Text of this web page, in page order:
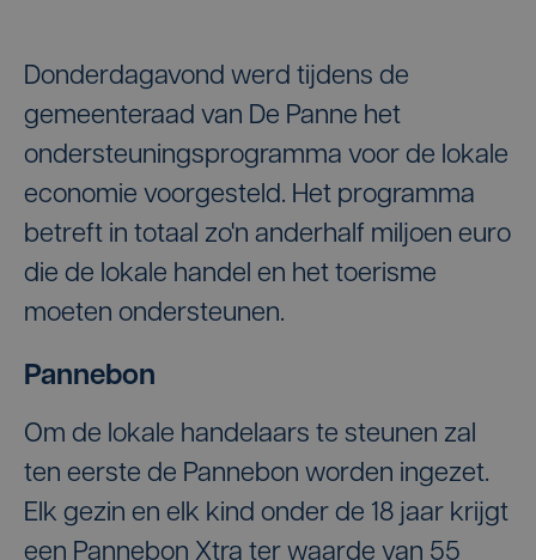
Donderdagavond werd tijdens de
gemeenteraad van De Panne het
ondersteuningsprogramma voor de lokale
economie voorgesteld. Het programma
betreft in totaal zo'n anderhalf miljoen euro
die de lokale handel en het toerisme
moeten ondersteunen.
Pannebon
Om de lokale handelaars te steunen zal
ten eerste de Pannebon worden ingezet.
Elk gezin en elk kind onder de 18 jaar krijgt
een Pannebon Xtra ter waarde van 55